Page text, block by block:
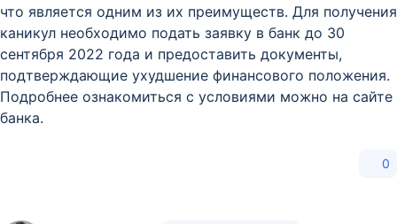
что является одним из их преимуществ. Для получения
каникул необходимо подать заявку в банк до 30
сентября 2022 года и предоставить документы,
подтверждающие ухудшение финансового положения.
Подробнее ознакомиться с условиями можно на сайте
банка.
0